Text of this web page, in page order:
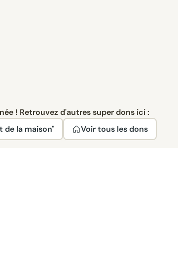
! Retrouvez d'autres super dons ici :
de la maison"
Voir tous les dons